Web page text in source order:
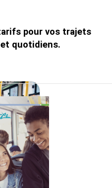
pour vos trajets
quotidiens.
en